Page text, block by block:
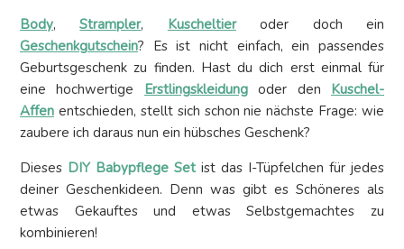
Body,Strampler, Kuscheltieroder doch ein
Geschenkgutschein? Es ist nicht einfach, ein passendes
Geburtsgeschenk zu finden. Hast du dich erst einmal für
eine hochwertige Erstlingskleidungoder den Kuschel-
Affen entschieden, stellt sich schon nie nächste Frage: wie
zaubere ich daraus nun ein hübsches Geschenk?
Dieses DIY Babypflege Setist das I-Tüpfelchen für jedes
deiner Geschenkideen. Denn was gibt es Schöneres als
etwas Gekauftes und etwas Selbstgemachtes zu
kombinieren!